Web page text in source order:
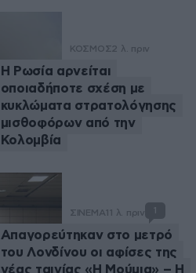
ΚΟΣΜΟΣ2 λ. πριν
Η Ρωσία αρνείται
οποιαδήποτε σχέση με
κυκλώματα στρατολόγησης
μισθοφόρων από την
Κολομβία
ΣΙΝΕΜΑ 11 λ. πριν 1
Απαγορεύτηκαν στο μετρό
του Λονδίνου οι αφίσες της
νέας ταινίας «Η Μούμια» – Η